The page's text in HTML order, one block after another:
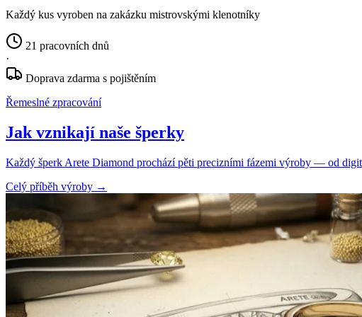
Každý kus vyroben na zakázku mistrovskými klenotníky
21 pracovních dnů
·
Doprava zdarma s pojištěním
Řemeslné zpracování
Jak vznikají naše šperky
Každý šperk Arete Diamond prochází pěti precizními fázemi výroby — od
Celý příběh výroby →